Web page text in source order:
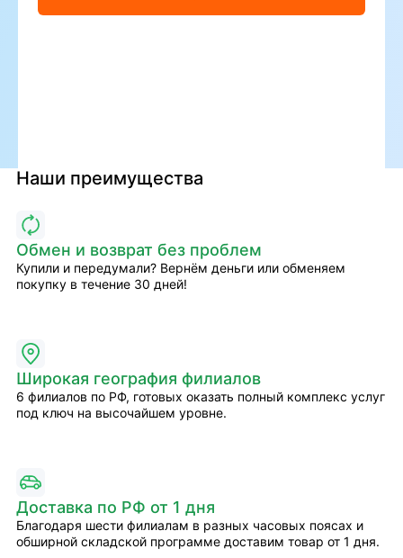
Наши преимущества
Обмен и возврат без проблем
Купили и передумали? Вернём деньги или обменяем
покупку в течение 30 дней!
Широкая география филиалов
6 филиалов по РФ, готовых оказать полный комплекс услуг
под ключ на высочайшем уровне.
Доставка по РФ от 1 дня
Благодаря шести филиалам в разных часовых поясах и
обширной складской программе доставим товар от 1 дня.